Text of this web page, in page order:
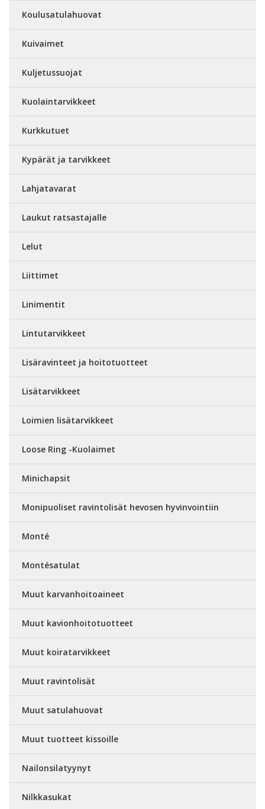
Koulusatulahuovat
Kuivaimet
Kuljetussuojat
Kuolaintarvikkeet
Kurkkutuet
Kypärät ja tarvikkeet
Lahjatavarat
Laukut ratsastajalle
Lelut
Liittimet
Linimentit
Lintutarvikkeet
Lisäravinteet ja hoitotuotteet
Lisätarvikkeet
Loimien lisätarvikkeet
Loose Ring -Kuolaimet
Minichapsit
Monipuoliset ravintolisät hevosen hyvinvointiin
Monté
Montésatulat
Muut karvanhoitoaineet
Muut kavionhoitotuotteet
Muut koiratarvikkeet
Muut ravintolisät
Muut satulahuovat
Muut tuotteet kissoille
Nailonsilatyynyt
Nilkkasukat